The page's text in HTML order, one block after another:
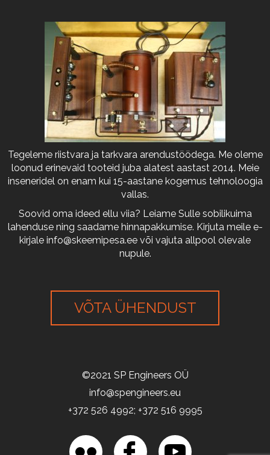
Tegeleme riistvara ja tarkvara arendustöödega. Me oleme
loonud erinevaid tooteid juba alatest aastast 2014. Meie
inseneridel on enam kui 15-aastane kogemus tehnoloogia
vallas.
Soovid oma ideed ellu viia? Leiame Sulle sobilikuima
lahenduse ning saadame hinnapakkumise. Kirjuta meile e-
kirjale info@skeemipesa.ee või vajuta allpool olevale
nupule.
VÕTA ÜHENDUST
©2021 SP Engineers OÜ
info@spengineers.eu
+372 526 4992; +372 516 9995